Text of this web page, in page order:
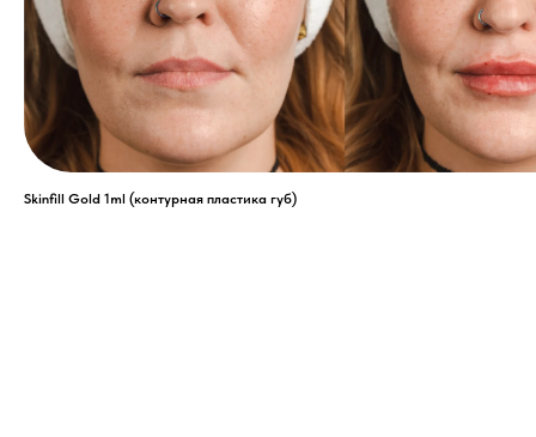
Skinfill Gold 1ml (контурная пластика губ)